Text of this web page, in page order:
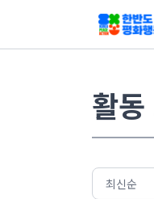
활동